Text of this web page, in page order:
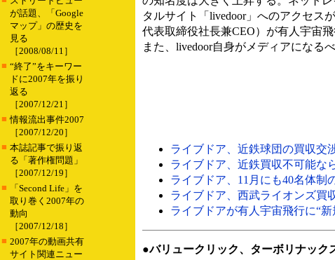
が話題、「Google
マップ」の歴史を
見る
［2008/08/11］
■ “終了”をキーワー
ドに2007年を振り
返る
［2007/12/21］
■ 情報流出事件2007
［2007/12/20］
■ 本誌記事で振り返
る「著作権問題」
［2007/12/19］
■
「Second Life」を
取り巻く2007年の
動向
［2007/12/18］
■ 2007年の動画共有
サイト関連ニュー
タルサイト「livedoor」へのアクセス
代表取締役社長兼CEO）が有人宇宙
また、livedoor自身がメディアになる
ライブドア、近鉄球団の買収交
ライブドア、近鉄買収不可能な
ライブドア、11月にも40名体制
ライブドア、西武ライオンズ買
ライブドアが有人宇宙飛行に“新
●バリュークリック、ターボリナッ